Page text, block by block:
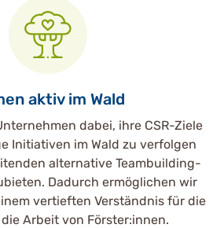
aktiv im Wald
dabei, ihre CSR-Ziele
Initiativen im Wald zu verfolgen
alternative Teambuilding-
Dadurch ermöglichen wir
vertieften Verständnis für die
Arbeit von Förster:innen.